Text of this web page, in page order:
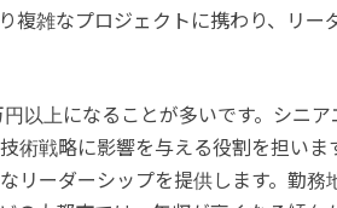
複雑なプロジェクトに携わり、リー
以上になることが多いです。シニア
術戦略に影響を与える役割を担いま
リーダーシップを提供します。勤務